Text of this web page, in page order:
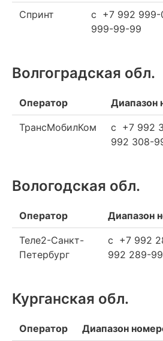
Спринт
c +7 992
999-99-99
Волгоградская обл.
Оператор Диапазон
ТрансМобилКом
c +7 992
992 308-
Вологодская обл.
Оператор Диапазон
Теле2-Санкт-
Петербург
c +7 992
992 289-
Курганская обл.
Оператор Диапазон